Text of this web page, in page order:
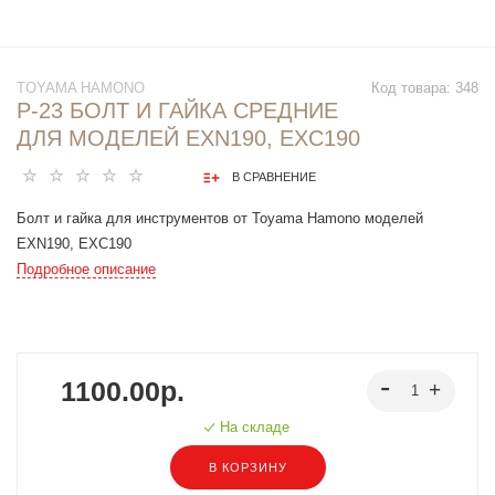
Код товара: 348
TOYAMA HAMONO
P-23 БОЛТ И ГАЙКА СРЕДНИЕ
ДЛЯ МОДЕЛЕЙ EXN190, EXC190
В СРАВНЕНИЕ
Болт и гайка для инструментов от Toyama Hamono моделей
EXN190, EXC190
Подробное описание
1100.00р.
На складе
В КОРЗИНУ